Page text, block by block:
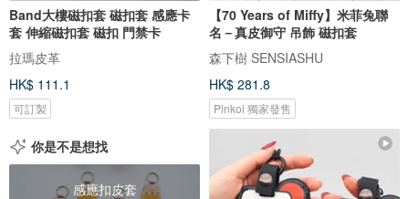
Band大樓磁扣套 磁扣套 感應卡
套 伸縮磁扣套 磁扣 門禁卡
拉瑪皮革
HK$ 111.1
可訂製
【70 Years of Miffy】米菲兔聯
名－真皮御守 吊飾 磁扣套
森下樹 SENSIASHU
HK$ 281.8
Pinkoi 獨家發售
你是不是想找
感應扣皮套